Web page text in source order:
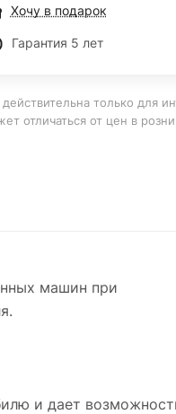
Хочу в подарок
Гарантия 5 лет
только для
отличаться от цен в
машин при
и дает